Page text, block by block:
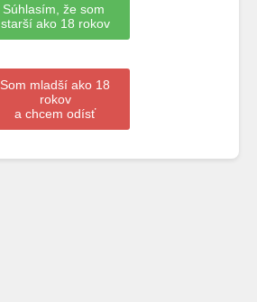
Súhlasím, že som
starší ako 18 rokov
Som mladší ako 18
rokov
a chcem odísť